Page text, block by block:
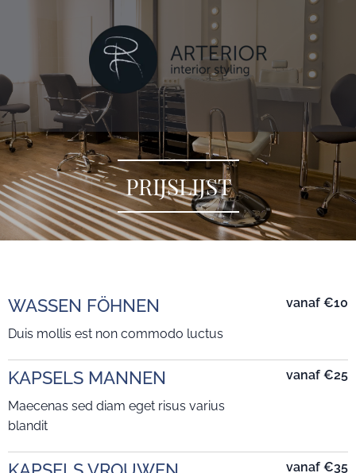
PRIJSLIJST
WASSEN FÖHNEN
Duis mollis est non commodo luctus
vanaf €10
KAPSELS MANNEN
Maecenas sed diam eget risus varius
blandit
vanaf €25
vanaf €35